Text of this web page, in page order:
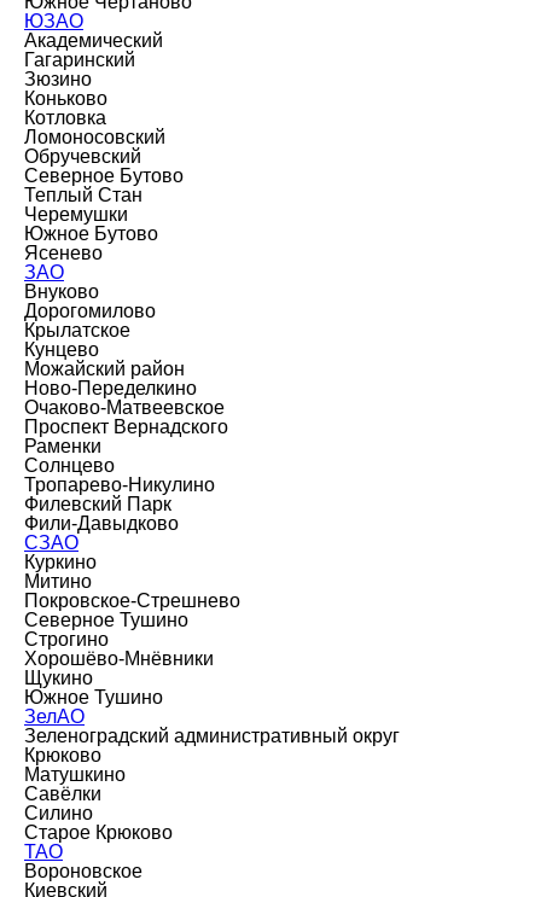
ЮЗАО
Академический
Гагаринский
Зюзино
Коньково
Котловка
Ломоносовский
Обручевский
Северное Бутово
Теплый Стан
Черемушки
Южное Бутово
Ясенево
ЗАО
Внуково
Дорогомилово
Крылатское
Кунцево
Можайский район
Ново-Переделкино
Очаково-Матвеевское
Проспект Вернадского
Раменки
Солнцево
Тропарево-Никулино
Филевский Парк
Фили-Давыдково
СЗАО
Куркино
Митино
Покровское-Стрешнево
Северное Тушино
Строгино
Хорошёво-Мнёвники
Щукино
Южное Тушино
ЗелАО
Зеленоградский административный округ
Крюково
Матушкино
Савёлки
Силино
Старое Крюково
ТАО
Вороновское
Киевский